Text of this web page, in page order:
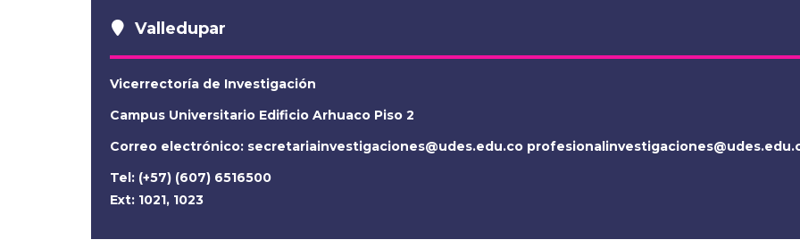
Valledupar
Vicerrectoría de Investigación
Campus Universitario Edificio Arhuaco Piso 2
Correo electrónico: secretariainvestigaciones@udes.edu.co
Tel: (+57) (607) 6516500
Ext: 1021, 1023